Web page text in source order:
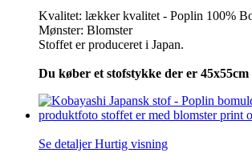
Kvalitet: lækker kvalitet - Poplin 100%
Mønster: Blomster
Stoffet er produceret i Japan.
Du køber et stofstykke der er 45x55cm
Se detaljerHurtig visning